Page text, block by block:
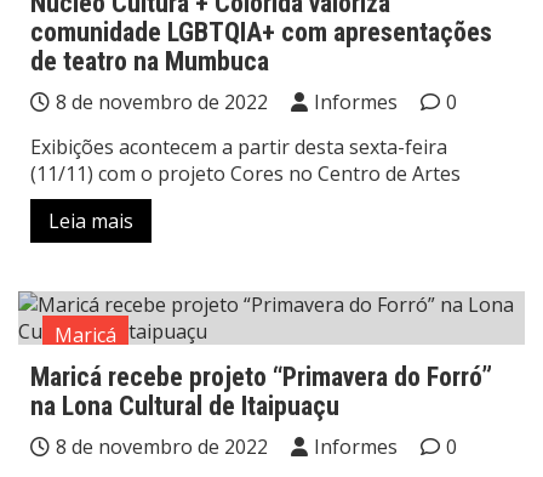
comunidade LGBTQIA+ com apresentações
de teatro na Mumbuca
8 de novembro de 2022 Informes
0
Exibições acontecem a partir desta sexta-feira
(11/11) com o projeto Cores no Centro de Artes
Leia mais
Maricá
Maricá recebe projeto “Primavera do Forró”
na Lona Cultural de Itaipuaçu
8 de novembro de 2022 Informes
0